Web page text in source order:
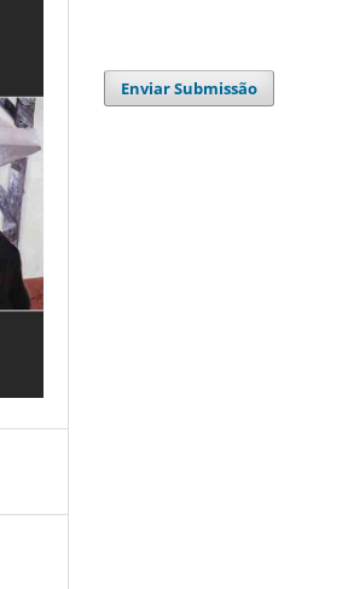
Enviar Submissão